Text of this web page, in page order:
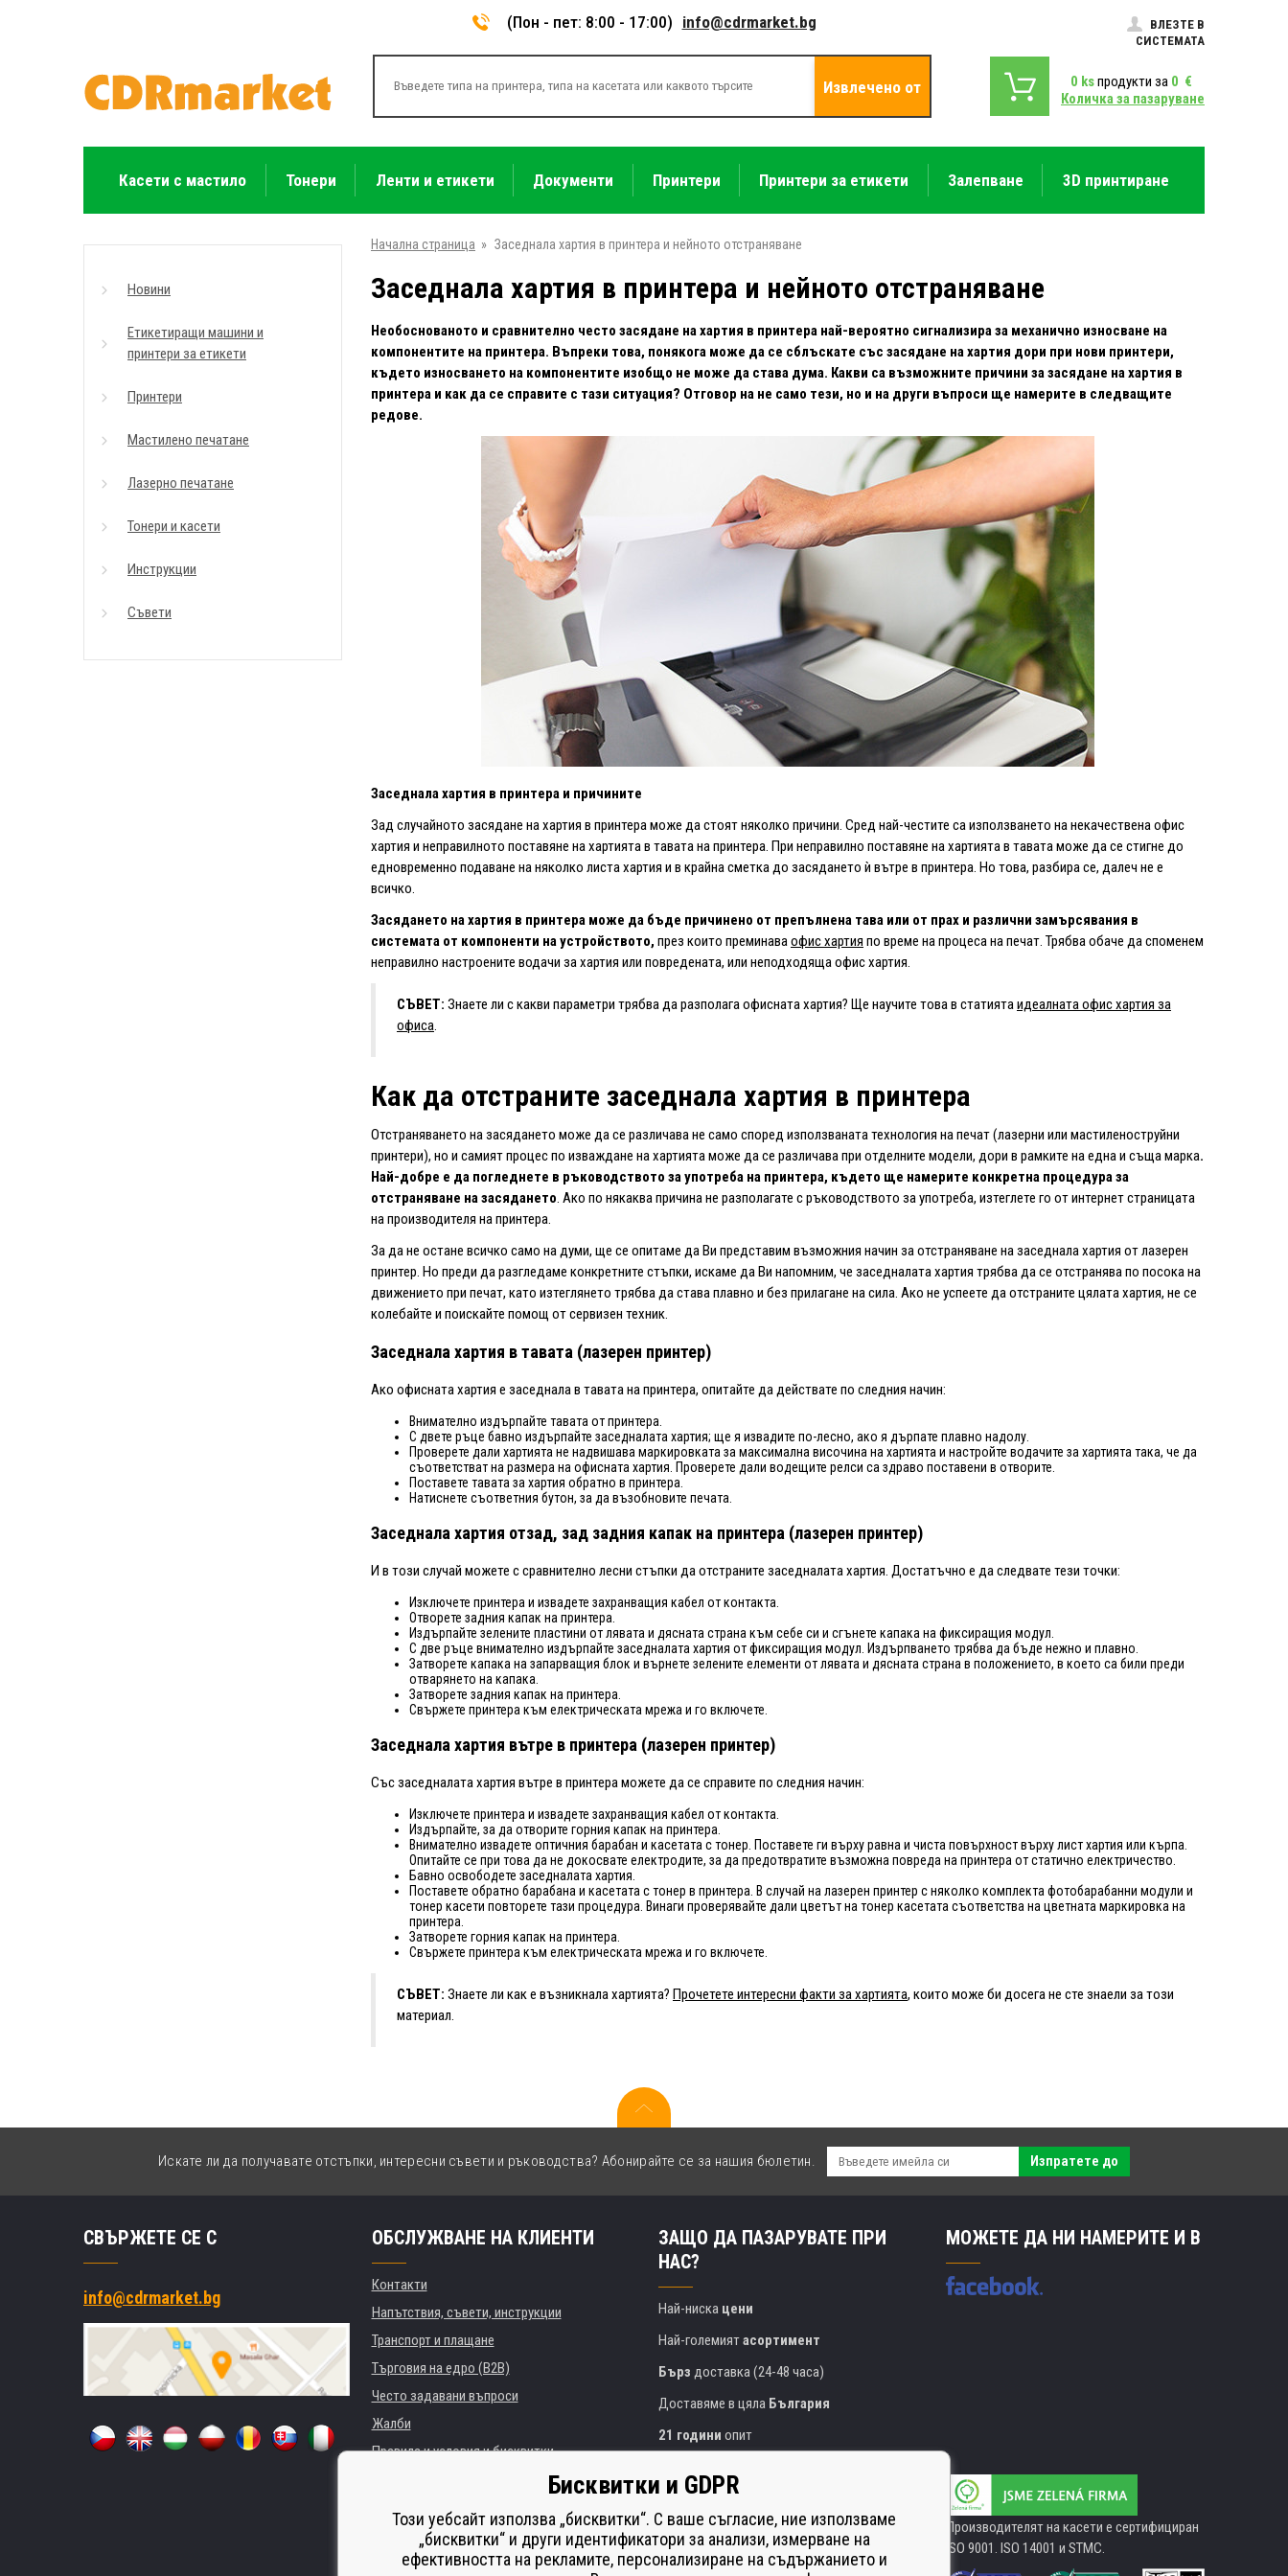
(Пон - пет: 8:00 - 17:00) info@cdrmarket.bg
ВЛЕЗТЕ В
СИСТЕМАТА
Извлечено от 0 ksпродукти за 0 €
Количка за пазаруване
Касети с мастило Тонери Ленти и етикети Документи Принтери Принтери за етикети Залепване 3D принтиране
Новини
Етикетиращи машини и
принтери за етикети
Принтери
Мастилено печатане
Лазерно печатане
Тонери и касети
Инструкции
Съвети
Начална страница » Заседнала хартия в принтера и нейното отстраняване
Заседнала хартия в принтера и нейното отстраняване
Необоснованото и сравнително често засядане на хартия в принтера най-вероятно сигнализира за механично износване на
компонентите на принтера. Въпреки това, понякога може да се сблъскате със засядане на хартия дори при нови принтери,
където износването на компонентите изобщо не може да става дума. Какви са възможните причини за засядане на хартия в
принтера и как да се справите с тази ситуация? Отговор на не само тези, но и на други въпроси ще намерите в следващите
редове.
Заседнала хартия в принтера и причините
Зад случайното засядане на хартия в принтера може да стоят няколко причини. Сред най-честите са използването на некачествена офис
хартия и неправилното поставяне на хартията в тавата на принтера. При неправилно поставяне на хартията в тавата може да се стигне до
едновременно подаване на няколко листа хартия и в крайна сметка до засядането ѝ вътре в принтера. Но това, разбира се, далеч не е
всичко.
Засядането на хартия в принтера може да бъде причинено от препълнена тава или от прах и различни замърсявания в
системата от компоненти на устройството, през които преминаваофис хартия по време на процеса на печат. Трябва обаче да споменем
неправилно настроените водачи за хартия или повредената, или неподходяща офис хартия.
СЪВЕТ: Знаете ли с какви параметри трябва да разполага офисната хартия? Ще научите това в статиятаидеалната офис хартия за
офиса.
Как да отстраните заседнала хартия в принтера
Отстраняването на засядането може да се различава не само според използваната технология на печат (лазерни или мастиленоструйни
принтери), но и самият процес по изваждане на хартията може да се различава при отделните модели, дори в рамките на една и съща марка.
Най-добре е да погледнете в ръководството за употреба на принтера, където ще намерите конкретна процедура за
отстраняване на засядането. Ако по някаква причина не разполагате с ръководството за употреба, изтеглете го от интернет страницата
на производителя на принтера.
За да не остане всичко само на думи, ще се опитаме да Ви представим възможния начин за отстраняване на заседнала хартия от лазерен
принтер. Но преди да разгледаме конкретните стъпки, искаме да Ви напомним, че заседналата хартия трябва да се отстранява по посока на
движението при печат, като изтеглянето трябва да става плавно и без прилагане на сила. Ако не успеете да отстраните цялата хартия, не се
колебайте и поискайте помощ от сервизен техник.
Заседнала хартия в тавата (лазерен принтер)
Ако офисната хартия е заседнала в тавата на принтера, опитайте да действате по следния начин:
Внимателно издърпайте тавата от принтера.
С двете ръце бавно издърпайте заседналата хартия; ще я извадите по-лесно, ако я дърпате плавно надолу.
Проверете дали хартията не надвишава маркировката за максимална височина на хартията и настройте водачите за хартията така, че да
съответстват на размера на офисната хартия. Проверете дали водещите релси са здраво поставени в отворите.
Поставете тавата за хартия обратно в принтера.
Натиснете съответния бутон, за да възобновите печата.
Заседнала хартия отзад, зад задния капак на принтера (лазерен принтер)
И в този случай можете с сравнително лесни стъпки да отстраните заседналата хартия. Достатъчно е да следвате тези точки:
Изключете принтера и извадете захранващия кабел от контакта.
Отворете задния капак на принтера.
Издърпайте зелените пластини от лявата и дясната страна към себе си и сгънете капака на фиксиращия модул.
С две ръце внимателно издърпайте заседналата хартия от фиксиращия модул. Издърпването трябва да бъде нежно и плавно.
Затворете капака на запарващия блок и върнете зелените елементи от лявата и дясната страна в положението, в което са били преди
отварянето на капака.
Затворете задния капак на принтера.
Свържете принтера към електрическата мрежа и го включете.
Заседнала хартия вътре в принтера (лазерен принтер)
Със заседналата хартия вътре в принтера можете да се справите по следния начин:
Изключете принтера и извадете захранващия кабел от контакта.
Издърпайте, за да отворите горния капак на принтера.
Внимателно извадете оптичния барабан и касетата с тонер. Поставете ги върху равна и чиста повърхност върху лист хартия или кърпа.
Опитайте се при това да не докосвате електродите, за да предотвратите възможна повреда на принтера от статично електричество.
Бавно освободете заседналата хартия.
Поставете обратно барабана и касетата с тонер в принтера. В случай на лазерен принтер с няколко комплекта фотобарабанни модули и
тонер касети повторете тази процедура. Винаги проверявайте дали цветът на тонер касетата съответства на цветната маркировка на
принтера.
Затворете горния капак на принтера.
Свържете принтера към електрическата мрежа и го включете.
СЪВЕТ: Знаете ли как е възникнала хартията? Прочетете интересни факти за хартията, които може би досега не сте знаели за този
материал.
Искате ли да получавате отстъпки, интересни съвети и ръководства? Абонирайте се за нашия бюлетин. Изпратете до
СВЪРЖЕТЕ СЕ С
info@cdrmarket.bg
ОБСЛУЖВАНЕ НА КЛИЕНТИ
Контакти
Напътствия, съвети, инструкции
Транспорт и плащане
Търговия на едро (B2B)
Често задавани въпроси
Жалби
Правила и условия и бисквитки
За фирми и институции
Наемане на принтери
Заместващо изпълнение
ЗАЩО ДА ПАЗАРУВАТЕ ПРИ
НАС?
Най-ниска цени
Най-големиятасортимент
Бърз доставка (24-48 часа)
Доставяме в цяла България
21 години опит
Полезен подход
Goldenсертификат Heureka
Сейфонлайн плащания
МОЖЕТЕ ДА НИ НАМЕРИТЕ И В
Производителят на касети е сертифициран
ISO 9001. ISO 14001 и STMC.
Бисквитки и GDPR
Този уебсайт използва „бисквитки“. С ваше съгласие, ние използваме
„бисквитки“ и други идентификатори за анализи, измерване на
ефективността на рекламите, персонализиране на съдържанието и